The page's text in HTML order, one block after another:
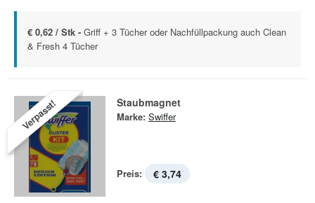
€ 0,62 / Stk - Griff + 3 Tücher oder Nachfüllpackung auch Clean
& Fresh 4 Tücher
Verpasst! Staubmagnet
Marke: Swiffer
Preis: € 3,74